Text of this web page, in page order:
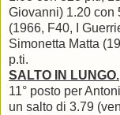
Giovanni) 1.20 con
(1966, F40, I
Simonetta Matta
p.ti.
SALTO IN LUNGO.
11° posto per
un salto di 3.79